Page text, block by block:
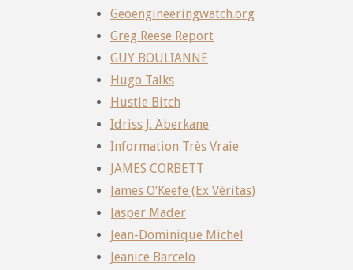
Geoengineeringwatch.org
Greg Reese Report
GUY BOULIANNE
Hugo Talks
Hustle Bitch
Idriss J. Aberkane
Information Très Vraie
JAMES CORBETT
James O’Keefe (Ex Véritas)
Jasper Mader
Jean-Dominique Michel
Jeanice Barcelo